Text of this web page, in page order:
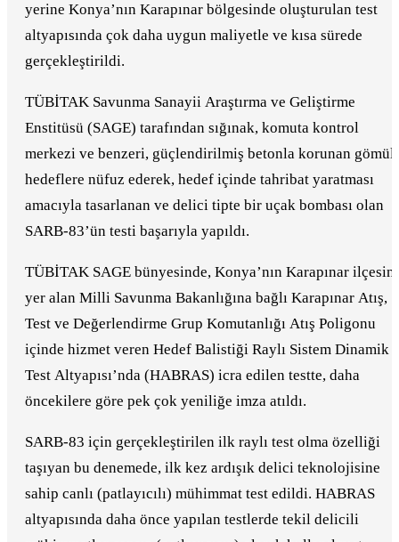
yerine Konya’nın Karapınar bölgesinde oluşturulan test
altyapısında çok daha uygun maliyetle ve kısa sürede
gerçekleştirildi.
TÜBİTAK Savunma Sanayii Araştırma ve Geliştirme
Enstitüsü (SAGE) tarafından sığınak, komuta kontrol
merkezi ve benzeri, güçlendirilmiş betonla korunan
hedeflere nüfuz ederek, hedef içinde tahribat yaratması
amacıyla tasarlanan ve delici tipte bir uçak bombası olan
SARB-83’ün testi başarıyla yapıldı.
TÜBİTAK SAGE bünyesinde, Konya’nın Karapınar
yer alan Milli Savunma Bakanlığına bağlı Karapınar Atış,
Test ve Değerlendirme Grup Komutanlığı Atış Poligonu
içinde hizmet veren Hedef Balistiği Raylı Sistem Dinamik
Test Altyapısı’nda (HABRAS) icra edilen testte, daha
öncekilere göre pek çok yeniliğe imza atıldı.
SARB-83 için gerçekleştirilen ilk raylı test olma özelliği
taşıyan bu denemede, ilk kez ardışık delici teknolojisine
sahip canlı (patlayıcılı) mühimmat test edildi. HABRAS
altyapısında daha önce yapılan testlerde tekil delicili